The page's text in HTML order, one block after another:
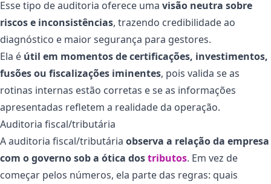
Esse tipo de auditoria oferece uma visão neutra sobre
riscos e inconsistências, trazendo credibilidade ao
diagnóstico e maior segurança para gestores.
Ela é útil em momentos de certificações, investimentos,
fusões ou fiscalizações iminentes, pois valida se as
rotinas internas estão corretas e se as informações
apresentadas refletem a realidade da operação.
Auditoria fiscal/tributária
A auditoria fiscal/tributária observa a relação da empresa
com o governo sob a ótica dostributos. Em vez de
começar pelos números, ela parte das regras: quais